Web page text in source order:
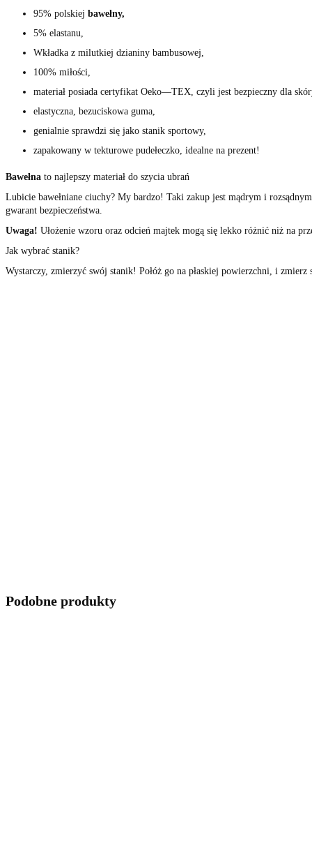
95% polskiej bawełny,
5% elastanu,
Wkładka z milutkiej dzianiny bambusowej,
100% miłości,
materiał posiada certyfikat Oeko—TEX, czyli jest bezpieczny dla
elastyczna, bezuciskowa guma,
genialnie sprawdzi się jako stanik sportowy,
zapakowany w tekturowe pudełeczko, idealne na prezent!
Bawełna to najlepszy materiał do szycia ubrań
Lubicie bawełniane ciuchy? My bardzo! Taki zakup jest mądrym i
gwarant bezpieczeństwa.
Uwaga! Ułożenie wzoru oraz odcień majtek mogą się lekko różnić niż na
Jak wybrać stanik?
Wystarczy, zmierzyć swój stanik! Połóż go na płaskiej powierzchni, i
Podobne produkty